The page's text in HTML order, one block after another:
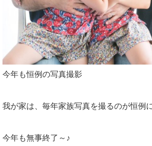
今年も恒例の写真撮影
我が家は、毎年家族写真を撮るのが恒例
今年も無事終了～♪